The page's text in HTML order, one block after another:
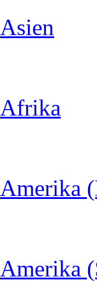
Asien
Afrika
Amerika
Amerika